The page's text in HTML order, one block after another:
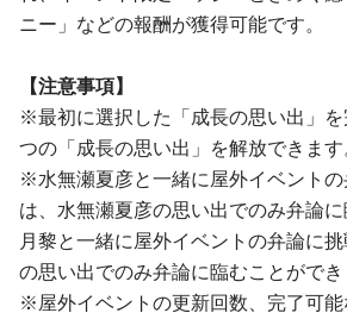
ニー」などの報酬が獲得可能です。
【注意事項】
※最初に選択した「成長の思い出」
つの「成長の思い出」を解放できます
※水無瀬夏彦と一緒に屋外イベント
は、水無瀬夏彦の思い出でのみ弁論
月黎と一緒に屋外イベントの弁論に
の思い出でのみ弁論に臨むことができ
※屋外イベントの更新回数、完了可